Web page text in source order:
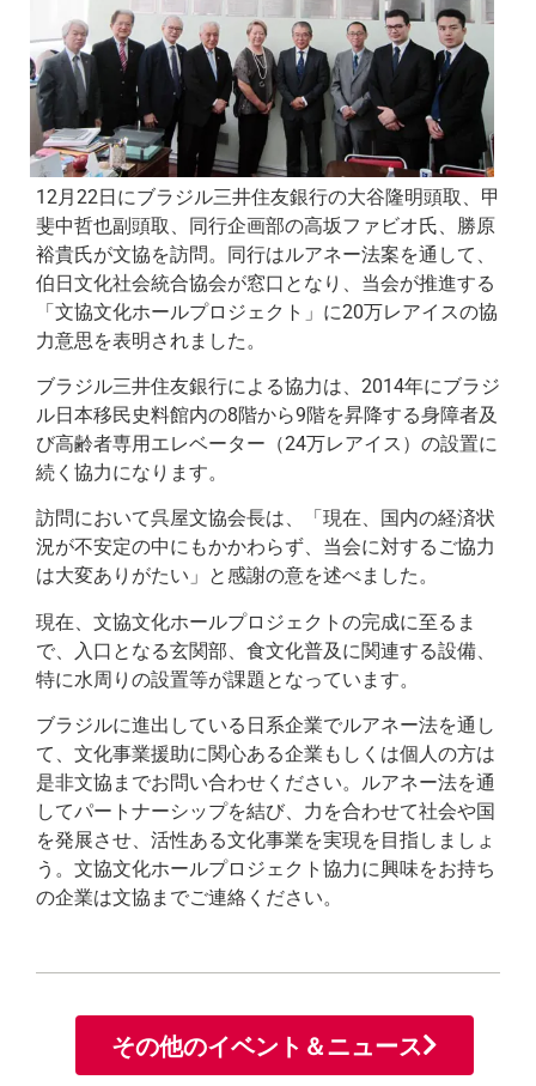
12月22日にブラジル三井住友銀行の大谷隆明頭取、甲
斐中哲也副頭取、同行企画部の高坂ファビオ氏、勝原
裕貴氏が文協を訪問。同行はルアネー法案を通して、
伯日文化社会統合協会が窓口となり、当会が推進する
「文協文化ホールプロジェクト」に20万レアイスの協
力意思を表明されました。
ブラジル三井住友銀行による協力は、2014年にブラジ
ル日本移民史料館内の8階から9階を昇降する身障者及
び高齢者専用エレベーター（24万レアイス）の設置に
続く協力になります。
訪問において呉屋文協会長は、「現在、国内の経済状
況が不安定の中にもかかわらず、当会に対するご協力
は大変ありがたい」と感謝の意を述べました。
現在、文協文化ホールプロジェクトの完成に至るま
で、入口となる玄関部、食文化普及に関連する設備、
特に水周りの設置等が課題となっています。
ブラジルに進出している日系企業でルアネー法を通し
て、文化事業援助に関心ある企業もしくは個人の方は
是非文協までお問い合わせください。ルアネー法を通
してパートナーシップを結び、力を合わせて社会や国
を発展させ、活性ある文化事業を実現を目指しましょ
う。文協文化ホールプロジェクト協力に興味をお持ち
の企業は文協までご連絡ください。
その他のイベント＆ニュース